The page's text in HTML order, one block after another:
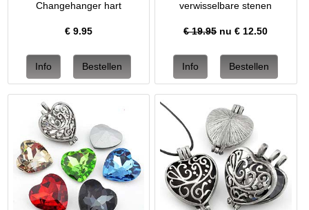
Changehanger hart
€ 9.95
verwisselbare stenen
€ 19.95nu € 12.50